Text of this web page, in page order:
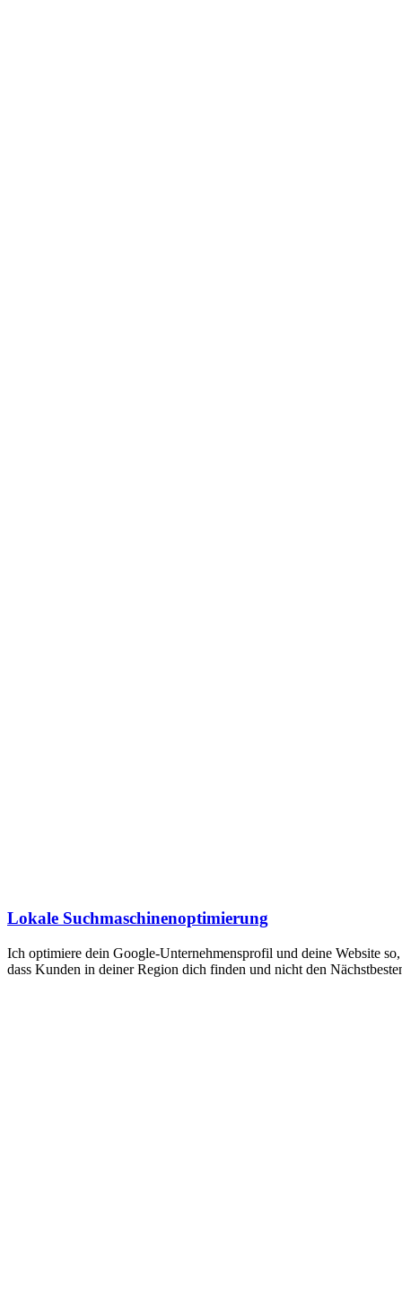
Lokale Suchmaschinen­optimierung
Ich optimiere dein Google-Unternehmensprofil und deine Website so,
dass Kunden in deiner Region dich finden und nicht den